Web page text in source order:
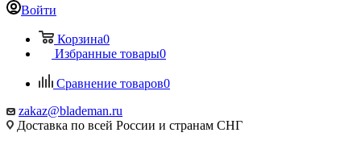
Войти
Корзина0
Избранные товары0
Сравнение товаров0
zakaz@blademan.ru
Доставка по всей России и странам СНГ